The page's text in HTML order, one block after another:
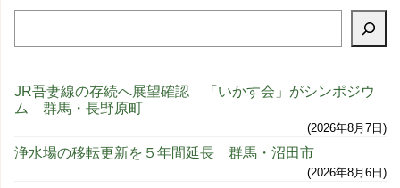
JR吾妻線の存続へ展望確認 「いかす会」がシンポジウ
ム 群馬・長野原町
2026年8月7日
浄水場の移転更新を５年間延長 群馬・沼田市
2026年8月6日